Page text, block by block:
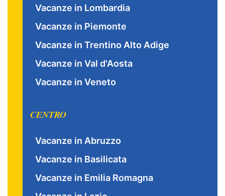
Vacanze in Lombardia
Vacanze in Piemonte
Vacanze in Trentino Alto Adige
Vacanze in Val d'Aosta
Vacanze in Veneto
CENTRO
Vacanze in Abruzzo
Vacanze in Basilicata
Vacanze in Emilia Romagna